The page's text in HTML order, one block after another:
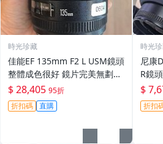
時光珍藏
佳能EF 135mm F2 L USM鏡頭
整體成色很好 鏡片完美無劃痕
功能一切正常 無拆修無-3430
$ 28,405 95折
折扣碼 直購
時光
尼康
R鏡
翻新
30
$
折扣